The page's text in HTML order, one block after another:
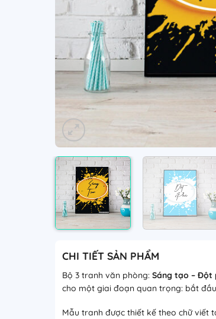
CHI TIẾT SẢN PHẨM
Bộ 3 tranh văn phòng: Sáng tạo – Đột
cho một giai đoạn quan trọng: bắt
Mẫu tranh được thiết kế theo chữ viết